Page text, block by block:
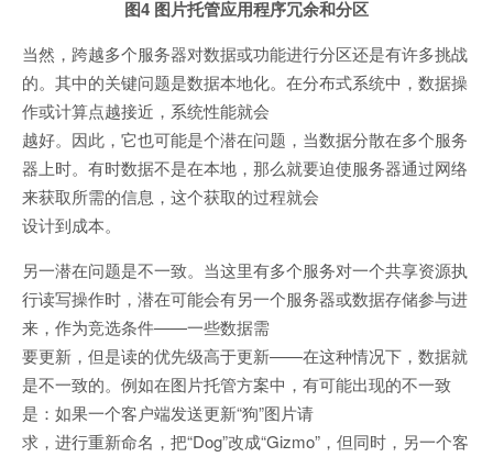
图4 图片托管应用程序冗余和分区
当然，跨越多个服务器对数据或功能进行分区还是有许多挑战
的。其中的关键问题是数据本地化。在分布式系统中，数据操
作或计算点越接近，系统性能就会
越好。因此，它也可能是个潜在问题，当数据分散在多个服务
器上时。有时数据不是在本地，那么就要迫使服务器通过网络
来获取所需的信息，这个获取的过程就会
设计到成本。
另一潜在问题是不一致。当这里有多个服务对一个共享资源执
行读写操作时，潜在可能会有另一个服务器或数据存储参与进
来，作为竞选条件——一些数据需
要更新，但是读的优先级高于更新——在这种情况下，数据就
是不一致的。例如在图片托管方案中，有可能出现的不一致
是：如果一个客户端发送更新“狗”图片请
求，进行重新命名，把“Dog”改成“Gizmo”，但同时，另一个客